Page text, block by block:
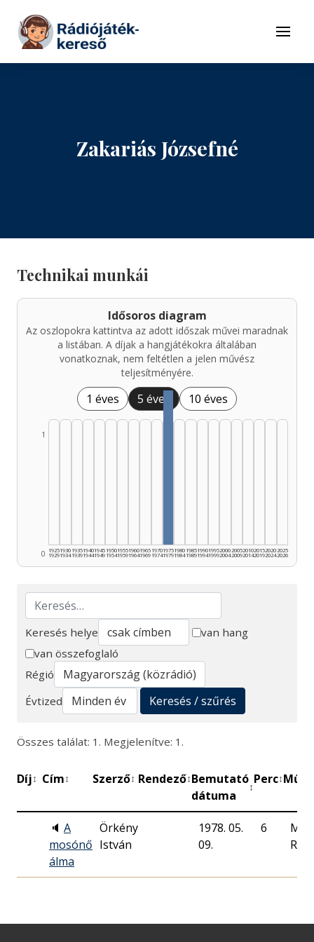
Tovább a tartalomhoz
Menü
Zakariás Józsefné
Technikai munkái
Idősoros diagram
Az oszlopokra kattintva az adott időszak művei maradnak
a listában. A díjak a hangjátékokra általában
vonatkoznak, nem feltétlen a jelen művész
teljesítményére.
1 éves 5 éves 10 éves
0
1
1925
1929
1930
1934
1935
1939
1940
1944
1945
1949
1950
1954
1955
1959
1960
1964
1965
1969
1970
1974
1975
1979
1980
1984
1985
1989
1990
1994
1995
1999
2000
2004
2005
2009
2010
2014
2015
2019
2020
2024
2025
2026
Keresés
Keresés helye
van hang
van összefoglaló
Régió
Évtized
Keresés / szűrés
Összes találat: 1. Megjelenítve: 1.
Díj↕ Cím↕ Szerző↕ Rendező↕Bemutató
dátuma
↕
Perc↕
🔈 A
mosónő
álma
Örkény
István
1978. 05.
09.
6